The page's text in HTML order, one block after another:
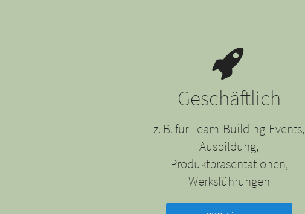
Geschäftlich
z. B. für Team-Building-Events,
Ausbildung,
Produktpräsentationen,
Werksführungen